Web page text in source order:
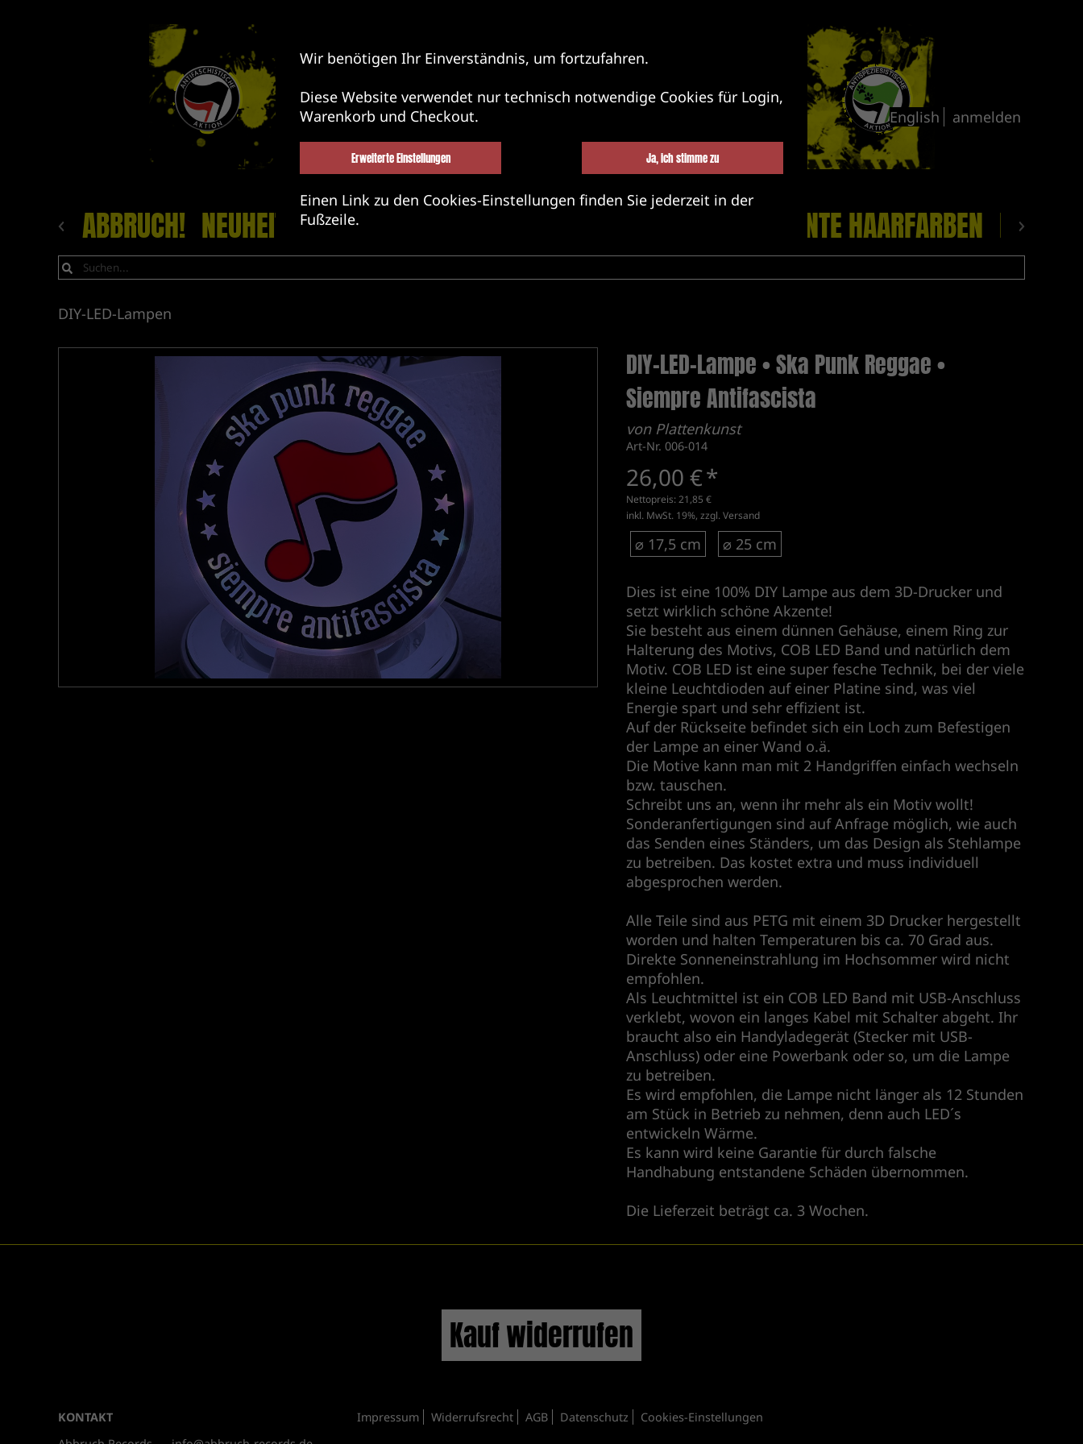
anmelden
ABBRUCH! NEUHEITEN LABEL&BANDS&FRIENDS BUNTE HAARFARBEN
DIY-LED-Lampen
DIY-LED-Lampe • Ska Punk Reggae •
Siempre Antifascista
von Plattenkunst
Art-Nr. 006-014
26,00 €*
Nettopreis:21,85 €
inkl. MwSt. 19%, zzgl.Versand
⌀ 17,5 cm ⌀ 25 cm
Dies ist eine 100% DIY Lampe aus dem 3D-Drucker und
setzt wirklich schöne Akzente!
Sie besteht aus einem dünnen Gehäuse, einem Ring zur
Halterung des Motivs, COB LED Band und natürlich dem
Motiv. COB LED ist eine super fesche Technik, bei der viele
kleine Leuchtdioden auf einer Platine sind, was viel
Energie spart und sehr effizient ist.
Auf der Rückseite befindet sich ein Loch zum Befestigen
der Lampe an einer Wand o.ä.
Die Motive kann man mit 2 Handgriffen einfach wechseln
bzw. tauschen.
Schreibt uns an, wenn ihr mehr als ein Motiv wollt!
Sonderanfertigungen sind auf Anfrage möglich, wie auch
das Senden eines Ständers, um das Design als Stehlampe
zu betreiben. Das kostet extra und muss individuell
abgesprochen werden.
Alle Teile sind aus PETG mit einem 3D Drucker hergestellt
worden und halten Temperaturen bis ca. 70 Grad aus.
Direkte Sonneneinstrahlung im Hochsommer wird nicht
empfohlen.
Als Leuchtmittel ist ein COB LED Band mit USB-Anschluss
verklebt, wovon ein langes Kabel mit Schalter abgeht. Ihr
braucht also ein Handyladegerät (Stecker mit USB-
Anschluss) oder eine Powerbank oder so, um die Lampe
zu betreiben.
Es wird empfohlen, die Lampe nicht länger als 12 Stunden
am Stück in Betrieb zu nehmen, denn auch LED´s
entwickeln Wärme.
Es kann wird keine Garantie für durch falsche
Handhabung entstandene Schäden übernommen.
Die Lieferzeit beträgt ca. 3 Wochen.
Kauf widerrufen
KONTAKT
Impressum Widerrufsrecht AGB Datenschutz Cookies-Einstellungen
Wir benötigen Ihr Einverständnis, um fortzufahren.
Diese Website verwendet nur technisch notwendige Cookies für Login,
Warenkorb und Checkout.
Erweiterte Einstellungen Ja, ich stimme zu
Einen Link zu den Cookies-Einstellungen finden Sie jederzeit in der
Fußzeile.